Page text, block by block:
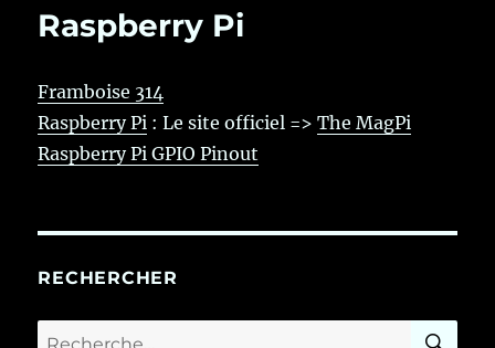
Raspberry Pi
Framboise 314
Raspberry Pi : Le site officiel =>The MagPi
Raspberry Pi GPIO Pinout
RECHERCHER
Recherche